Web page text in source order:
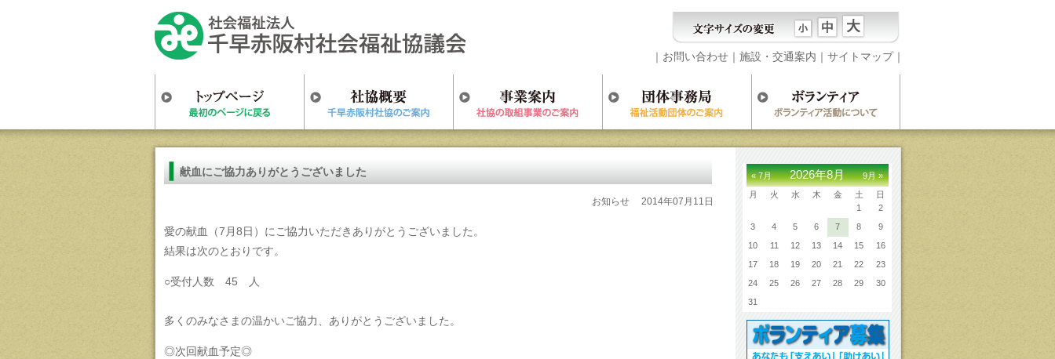
｜ お問い合わせ ｜ 施設・交通案内 ｜ サイトマップ｜
献血にご協力ありがとうございました
2014年07月11日
お知らせ
愛の献血（7月8日）にご協力いただきありがとうございました。
結果は次のとおりです。
○受付人数 45 人
多くのみなさまの温かいご協力、ありがとうございました。
◎次回献血予定◎
« 7月 9月 »
2026年8月
月 火 水 木 金 土
日
1
2
3
4 5 6 7 8
9
10
11 12 13 14 15
16
17
18 19 20 21 22
23
24
25 26 27 28 29
30
31